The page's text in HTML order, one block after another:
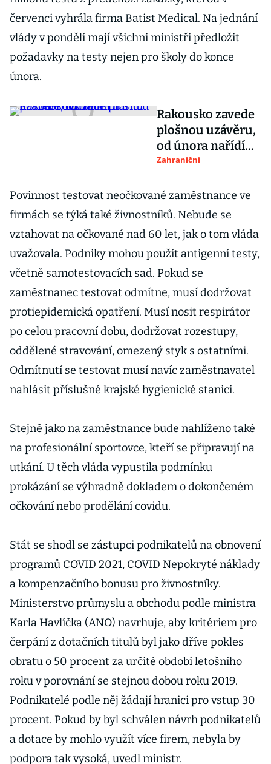
červenci vyhrála firma Batist Medical. Na jednání
vlády v pondělí mají všichni ministři předložit
požadavky na testy nejen pro školy do konce
února.
Rakousko zavede
plošnou uzávěru,
od února nařídí
povinné očkování
Zahraniční
Povinnost testovat neočkované zaměstnance ve
firmách se týká také živnostníků. Nebude se
vztahovat na očkované nad 60 let, jak o tom vláda
uvažovala. Podniky mohou použít antigenní testy,
včetně samotestovacích sad. Pokud se
zaměstnanec testovat odmítne, musí dodržovat
protiepidemická opatření. Musí nosit respirátor
po celou pracovní dobu, dodržovat rozestupy,
oddělené stravování, omezený styk s ostatními.
Odmítnutí se testovat musí navíc zaměstnavatel
nahlásit příslušné krajské hygienické stanici.
Stejně jako na zaměstnance bude nahlíženo také
na profesionální sportovce, kteří se připravují na
utkání. U těch vláda vypustila podmínku
prokázání se výhradně dokladem o dokončeném
očkování nebo prodělání covidu.
Stát se shodl se zástupci podnikatelů na obnovení
programů COVID 2021, COVID Nepokryté náklady
a kompenzačního bonusu pro živnostníky.
Ministerstvo průmyslu a obchodu podle ministra
Karla Havlíčka (ANO) navrhuje, aby kritériem pro
čerpání z dotačních titulů byl jako dříve pokles
obratu o 50 procent za určité období letošního
roku v porovnání se stejnou dobou roku 2019.
Podnikatelé podle něj žádají hranici pro vstup 30
procent. Pokud by byl schválen návrh podnikatelů
a dotace by mohlo využít více firem, nebyla by
podpora tak vysoká, uvedl ministr.